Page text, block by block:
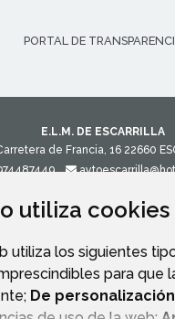
utiliza cookies
utiliza los siguientes
para que
De
PORTAL DE
E.L.M. DE ESCARRILLA
de Francia, 16 22660
ACCESIBILIDAD